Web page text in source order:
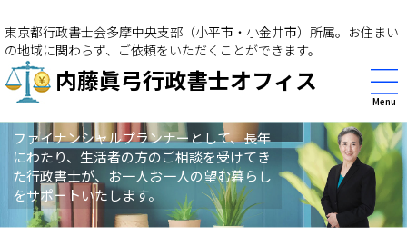
東京都行政書士会多摩中央支部（小平市・小金井市）所属。お住まい
の地域に関わらず、ご依頼をいただくことができます。
内藤眞弓行政書士オフィス
Menu
ファイナンシャルプランナーとして、長年
にわたり、生活者の方のご相談を受けてき
た行政書士が、お一人お一人の望む暮らし
をサポートいたします。